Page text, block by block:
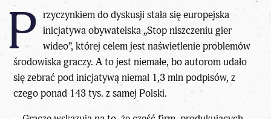
P rzyczynkiem do dyskusji stała sięeuropejska
inicjatywa obywatelska „Stop niszczeniu gier
wideo”, której celem jest naświetlenie problemów
środowiska graczy. A to jest niemałe, bo autorom udało
się zebrać pod inicjatywą niemal 1,3 mln podpisów, z
czego ponad 143 tys. z samej Polski.